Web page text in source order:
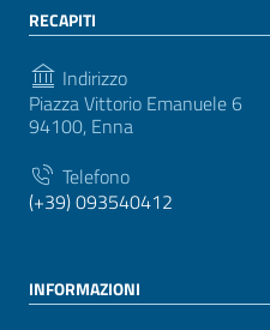
RECAPITI
Indirizzo
Piazza Vittorio Emanuele 6
94100, Enna
Telefono
(+39) 093540412
INFORMAZIONI